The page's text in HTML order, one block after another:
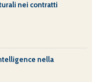
nei contratti
nella